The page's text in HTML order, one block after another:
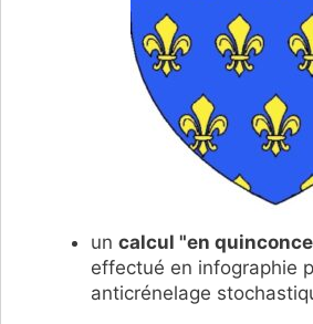
un calcul "en
effectué en infographie
anticrénelage